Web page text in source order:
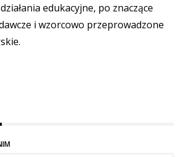
edukacyjne, po znaczące
i wzorcowo przeprowadzone